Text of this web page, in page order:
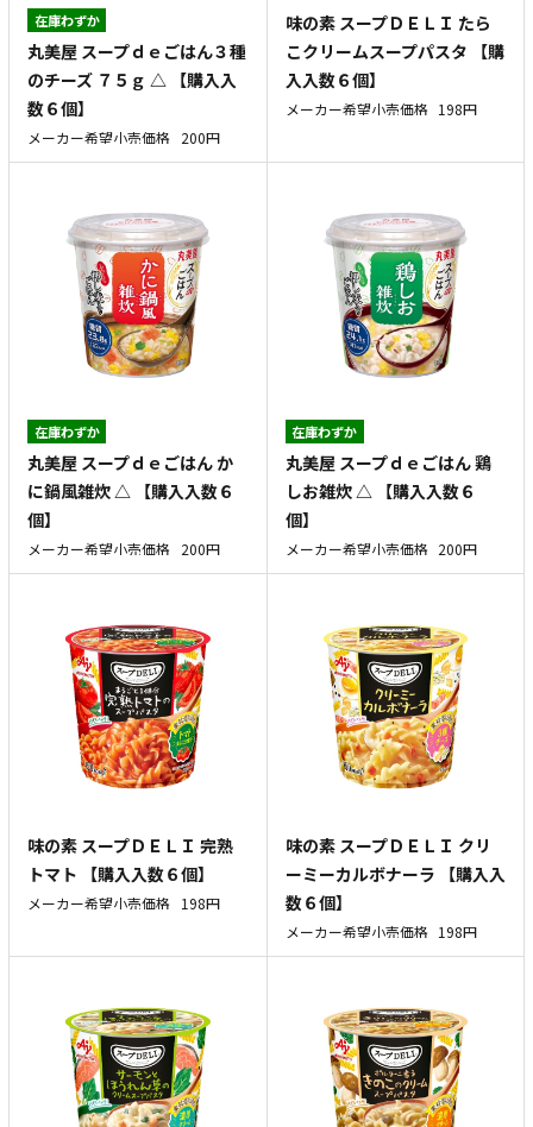
在庫わずか
丸美屋 スープｄｅごはん３種
のチーズ ７５ｇ △ 【購入入
数６個】
メーカー希望小売価格 200円
味の素 スープＤＥＬＩ たら
こクリームスープパスタ 【購
入入数６個】
メーカー希望小売価格 198円
在庫わずか
丸美屋 スープｄｅごはん か
に鍋風雑炊 △ 【購入入数６
個】
メーカー希望小売価格 200円
在庫わずか
丸美屋 スープｄｅごはん 鶏
しお雑炊 △ 【購入入数６
個】
メーカー希望小売価格 200円
味の素 スープＤＥＬＩ 完熟
トマト 【購入入数６個】
メーカー希望小売価格 198円
味の素 スープＤＥＬＩ クリ
ーミーカルボナーラ 【購入入
数６個】
メーカー希望小売価格 198円